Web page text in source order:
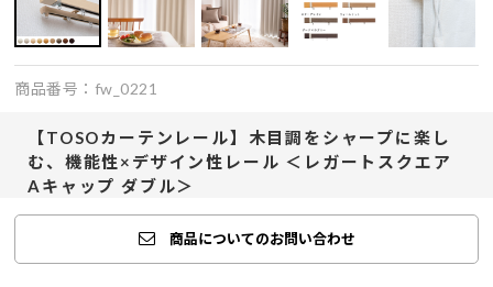
商品番号：fw_0221
【TOSOカーテンレール】木目調をシャープに楽し
む、機能性×デザイン性レール ＜レガートスクエア
Aキャップ ダブル＞
商品についてのお問い合わせ